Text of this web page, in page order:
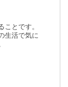
ことです。
生活で気に